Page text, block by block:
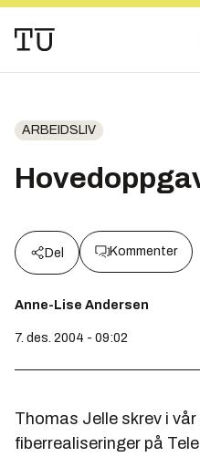
ARBEIDSLIV
Del Kommenter
Anne-Lise Andersen
7. des. 2004 - 09:02
Thomas Jelle skrev i
fiberrealiseringer på